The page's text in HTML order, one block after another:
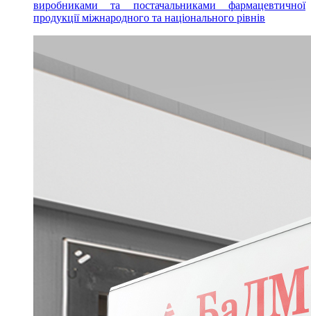
виробниками та постачальниками фармацевтичної
продукції міжнародного та національного рівнів